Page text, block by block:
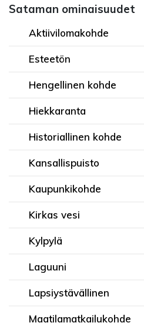
Sataman ominaisuudet
Aktiivilomakohde
Esteetön
Hengellinen kohde
Hiekkaranta
Historiallinen kohde
Kansallispuisto
Kaupunkikohde
Kirkas vesi
Kylpylä
Laguuni
Lapsiystävällinen
Maatilamatkailukohde